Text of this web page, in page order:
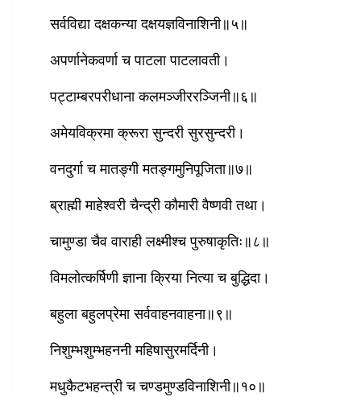
सर्वविद्या दक्षकन्या दक्षयज्ञविनाशिनी॥५॥
अपर्णानेकवर्णा च पाटला पाटलावती।
पट्टाम्बरपरीधाना कलमञ्जीररञ्जिनी॥६॥
अमेयविक्रमा क्रूरा सुन्दरी सुरसुन्दरी।
वनदुर्गा च मातङ्गी मतङ्गमुनिपूजिता॥७॥
ब्राह्मी माहेश्‍वरी चैन्द्री कौमारी वैष्णवी तथा।
चामुण्डा चैव वाराही लक्ष्मीश्‍च पुरुषाकृतिः॥८॥
विमलोत्कर्षिणी ज्ञाना क्रिया नित्या च बुद्धिदा।
बहुला बहुलप्रेमा सर्ववाहनवाहना॥९॥
निशुम्भशुम्भहननी महिषासुरमर्दिनी।
मधुकैटभहन्त्री च चण्डमुण्डविनाशिनी॥१०॥